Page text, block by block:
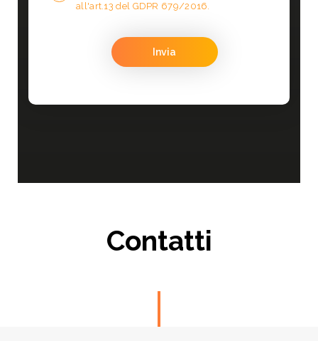
all'art.13 del GDPR 679/2016.
Contatti